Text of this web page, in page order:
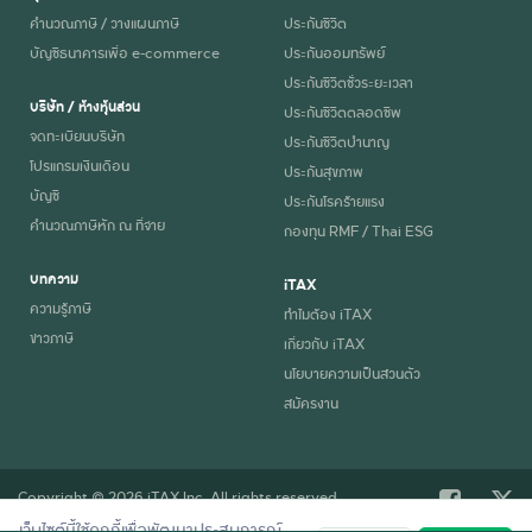
คำนวณภาษี / วางแผนภาษี
บัญชีธนาคารเพื่อ e-commerce
บริษัท / ห้างหุ้นส่วน
จดทะเบียนบริษัท
โปรแกรมเงินเดือน
บัญชี
คำนวณภาษีหัก ณ ที่จ่าย
บทความ
ความรู้ภาษี
ข่าวภาษี
ประกันชีวิต
ประกันออมทรัพย์
ประกันชีวิตชั่วระยะเวลา
ประกันชีวิตตลอดชีพ
ประกันชีวิตบำนาญ
ประกันสุขภาพ
ประกันโรคร้ายแรง
กองทุน RMF / Thai ESG
iTAX
ทำไมต้อง iTAX
เกี่ยวกับ iTAX
นโยบายความเป็นส่วนตัว
สมัครงาน
Copyright © 2026 iTAX Inc. All rights reserved.